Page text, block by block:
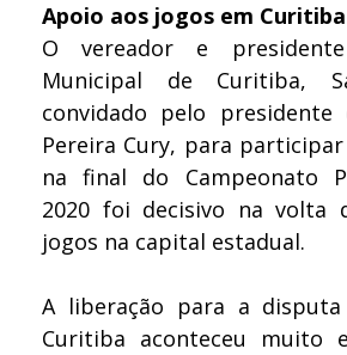
Apoio aos jogos em Curitiba
O vereador e
Municipal de Curitiba,
convidado pelo presidente
Pereira Cury, para
na final do Campeonato
2020 foi decisivo na volta
jogos na capital estadual.
A liberação para a
Curitiba aconteceu muito